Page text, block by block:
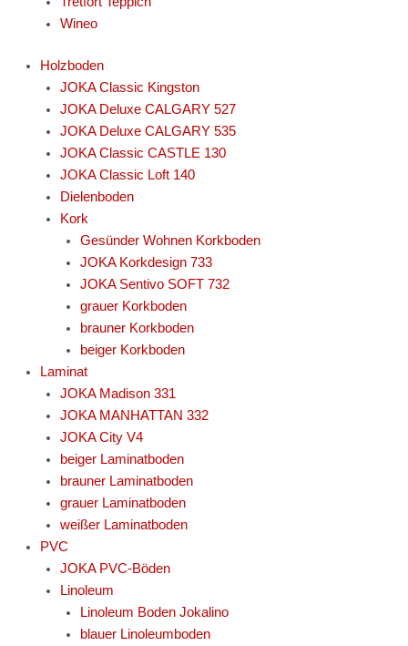
Wineo
Holzboden
JOKA Classic Kingston
JOKA Deluxe CALGARY 527
JOKA Deluxe CALGARY 535
JOKA Classic CASTLE 130
JOKA Classic Loft 140
Dielenboden
Kork
Gesünder Wohnen Korkboden
JOKA Korkdesign 733
JOKA Sentivo SOFT 732
grauer Korkboden
brauner Korkboden
beiger Korkboden
Laminat
JOKA Madison 331
JOKA MANHATTAN 332
JOKA City V4
beiger Laminatboden
brauner Laminatboden
grauer Laminatboden
weißer Laminatboden
PVC
JOKA PVC-Böden
Linoleum
Linoleum Boden Jokalino
blauer Linoleumboden